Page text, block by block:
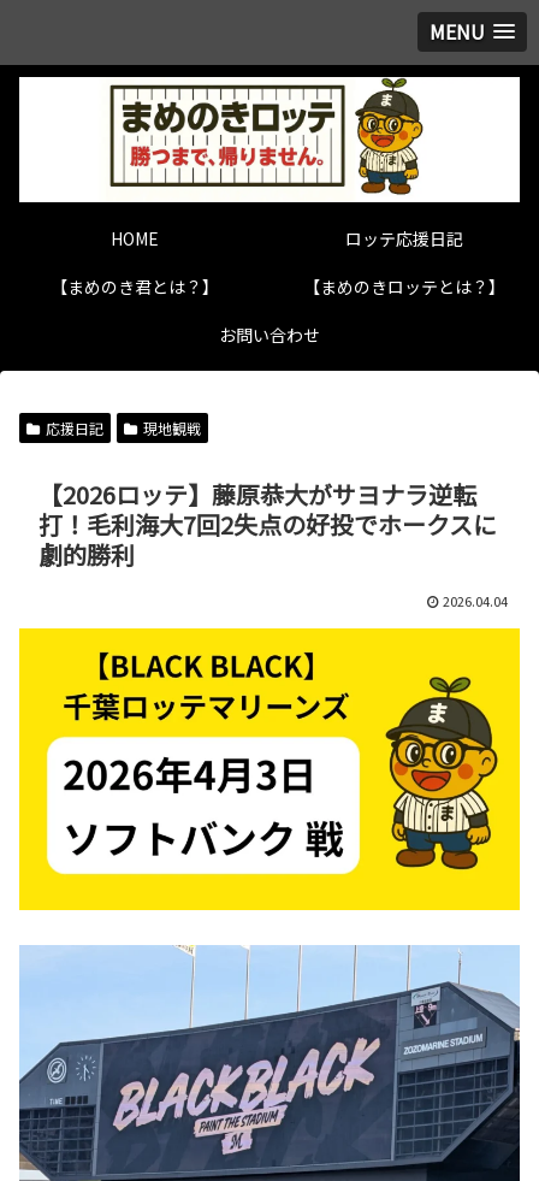
MENU
HOME
ロッテ応援日記
【まめのき君とは？】
【まめのきロッテとは？】
お問い合わせ
応援日記 現地観戦
【2026ロッテ】藤原恭大がサヨナラ逆転
打！毛利海大7回2失点の好投でホークスに
劇的勝利
2026.04.04